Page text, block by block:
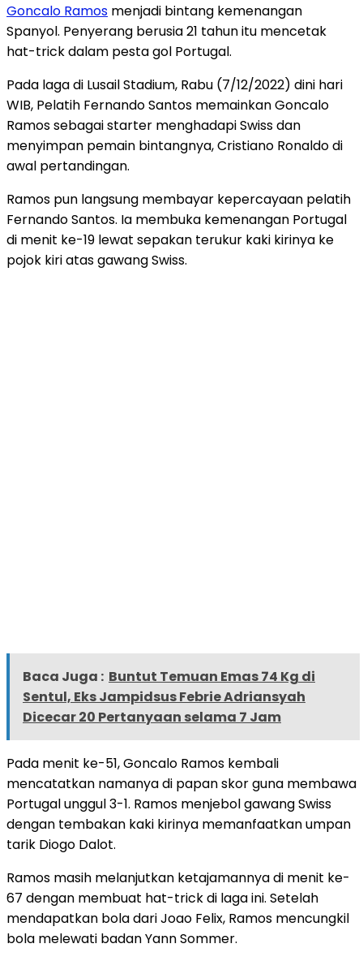
Goncalo Ramos menjadi bintang kemenangan
Spanyol. Penyerang berusia 21 tahun itu mencetak
hat-trick dalam pesta gol Portugal.
Pada laga di Lusail Stadium, Rabu (7/12/2022) dini hari
WIB, Pelatih Fernando Santos memainkan Goncalo
Ramos sebagai starter menghadapi Swiss dan
menyimpan pemain bintangnya, Cristiano Ronaldo di
awal pertandingan.
Ramos pun langsung membayar kepercayaan pelatih
Fernando Santos. Ia membuka kemenangan Portugal
di menit ke-19 lewat sepakan terukur kaki kirinya ke
pojok kiri atas gawang Swiss.
Baca Juga : Buntut Temuan Emas 74 Kg di
Sentul, Eks Jampidsus Febrie Adriansyah
Dicecar 20 Pertanyaan selama 7 Jam
Pada menit ke-51, Goncalo Ramos kembali
mencatatkan namanya di papan skor guna membawa
Portugal unggul 3-1. Ramos menjebol gawang Swiss
dengan tembakan kaki kirinya memanfaatkan umpan
tarik Diogo Dalot.
Ramos masih melanjutkan ketajamannya di menit ke-
67 dengan membuat hat-trick di laga ini. Setelah
mendapatkan bola dari Joao Felix, Ramos mencungkil
bola melewati badan Yann Sommer.